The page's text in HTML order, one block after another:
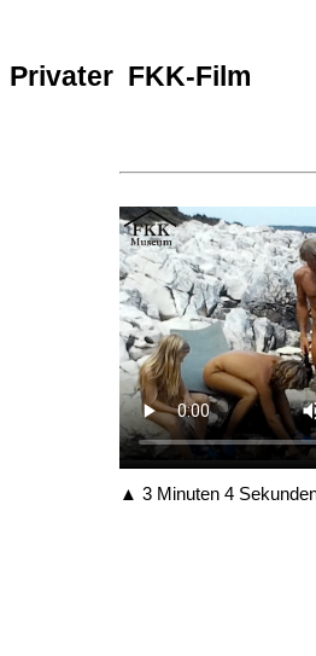
Privater FKK-Film
▲ 3 Minuten 4